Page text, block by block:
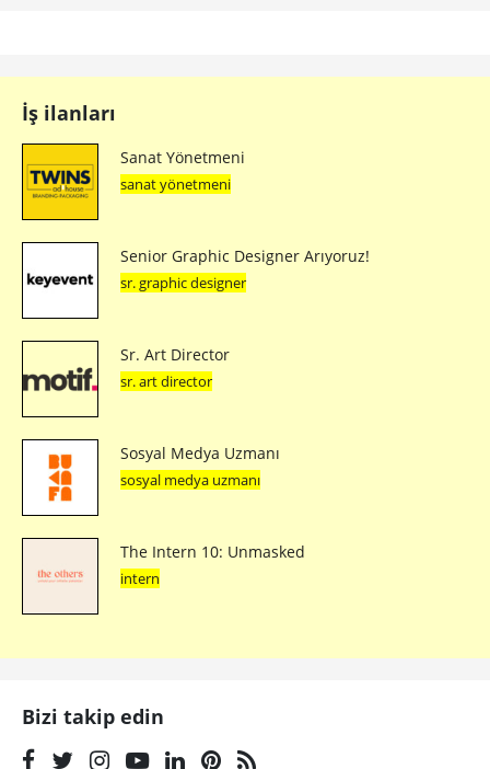
İş ilanları
Sanat Yönetmeni
sanat yönetmeni
Senior Graphic Designer Arıyoruz!
sr. graphic designer
Sr. Art Director
sr. art director
Sosyal Medya Uzmanı
sosyal medya uzmanı
The Intern 10: Unmasked
intern
Bizi takip edin